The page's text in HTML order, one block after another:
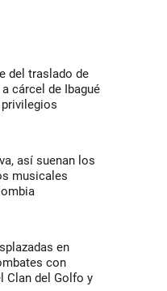
del traslado de
cárcel de Ibagué
así suenan los
musicales
en
con
Clan del Golfo y